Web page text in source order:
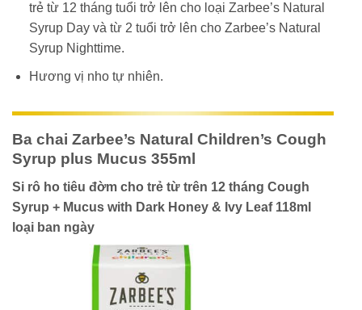
trẻ từ 12 tháng tuổi trở lên cho loại Zarbee’s Natural
Syrup Day và từ 2 tuổi trở lên cho Zarbee’s Natural
Syrup Nighttime.
Hương vị nho tự nhiên.
Ba chai Zarbee’s Natural Children’s Cough
Syrup plus Mucus 355ml
Si rô ho tiêu đờm cho trẻ từ trên 12 tháng Cough
Syrup + Mucus with Dark Honey & Ivy Leaf 118ml
loại ban ngày